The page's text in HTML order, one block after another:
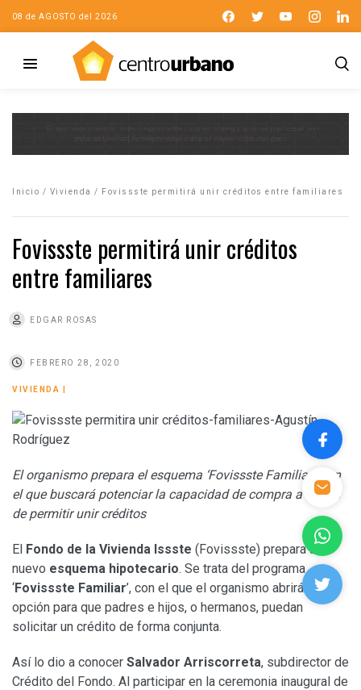
08 de AGOSTO del 2026
Inicio / Vivienda / Fovissste permitirá unir créditos entre familiares
Fovissste permitirá unir créditos
entre familiares
EDGAR ROSAS
FEBRERO 28, 2020
VIVIENDA
El organismo prepara el esquema ‘Fovissste Familiar’, con
el que buscará potenciar la capacidad de compra a través
de permitir unir créditos
El Fondo de la Vivienda Issste (Fovissste) prepara un
nuevo esquema hipotecario. Se trata del programa
‘Fovissste Familiar’, con el que el organismo abrirá la
opción para que padres e hijos, o hermanos, puedan
solicitar un crédito de forma conjunta.
Así lo dio a conocer Salvador Arriscorreta, subdirector de
Crédito del Fondo. Al participar en la ceremonia inaugural de